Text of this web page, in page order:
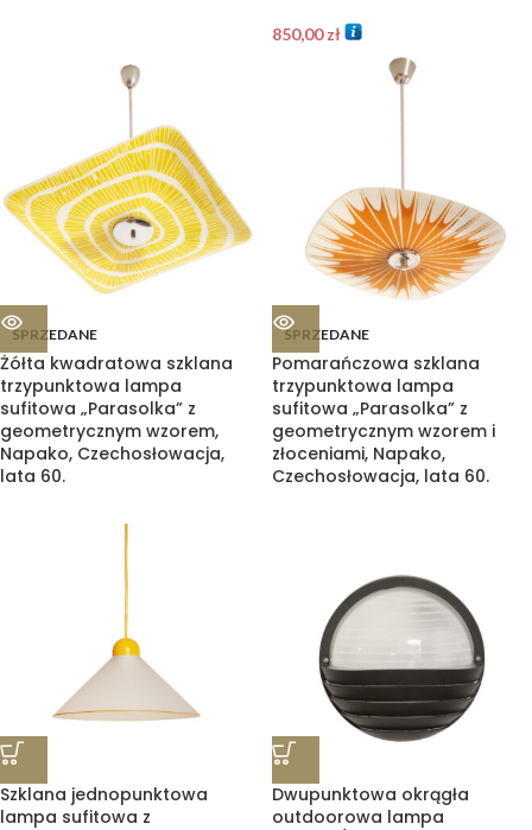
850,00zł
SPRZEDANE
Żółta kwadratowa szklana
trzypunktowa lampa
sufitowa „Parasolka” z
geometrycznym wzorem,
Napako, Czechosłowacja,
lata 60.
SPRZEDANE
Pomarańczowa szklana
trzypunktowa lampa
sufitowa „Parasolka” z
geometrycznym wzorem i
złoceniami, Napako,
Czechosłowacja, lata 60.
Szklana jednopunktowa
lampa sufitowa z
Dwupunktowa okrągła
outdoorowa lampa